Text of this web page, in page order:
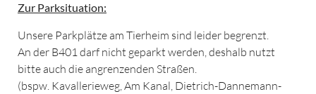
Zur Parksituation:
Unsere Parkplätze am Tierheim sind leider begrenzt.
An der B401 darf nicht geparkt werden, deshalb nutzt
bitte auch die angrenzenden Straßen.
(bspw. Kavallerieweg, Am Kanal, Dietrich-Dannemann-